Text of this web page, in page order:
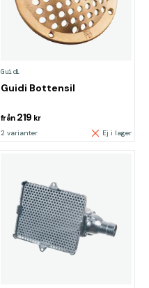
Guidi
Guidi Bottensil
från 219 kr
2 varianter Ej i lager